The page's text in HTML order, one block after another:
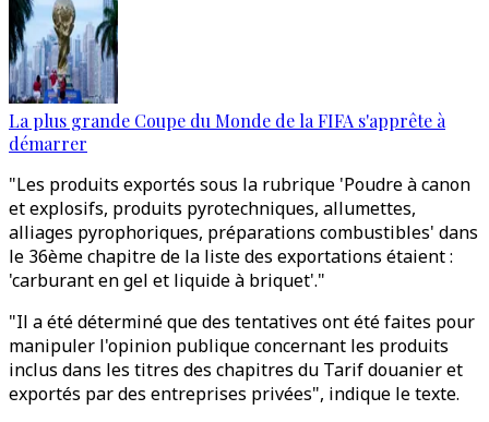
La plus grande Coupe du Monde de la FIFA s'apprête à
démarrer
"Les produits exportés sous la rubrique 'Poudre à canon
et explosifs, produits pyrotechniques, allumettes,
alliages pyrophoriques, préparations combustibles' dans
le 36ème chapitre de la liste des exportations étaient :
'carburant en gel et liquide à briquet'."
"Il a été déterminé que des tentatives ont été faites pour
manipuler l'opinion publique concernant les produits
inclus dans les titres des chapitres du Tarif douanier et
exportés par des entreprises privées", indique le texte.